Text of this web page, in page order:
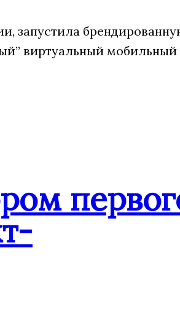
запустила
виртуальный мобильный